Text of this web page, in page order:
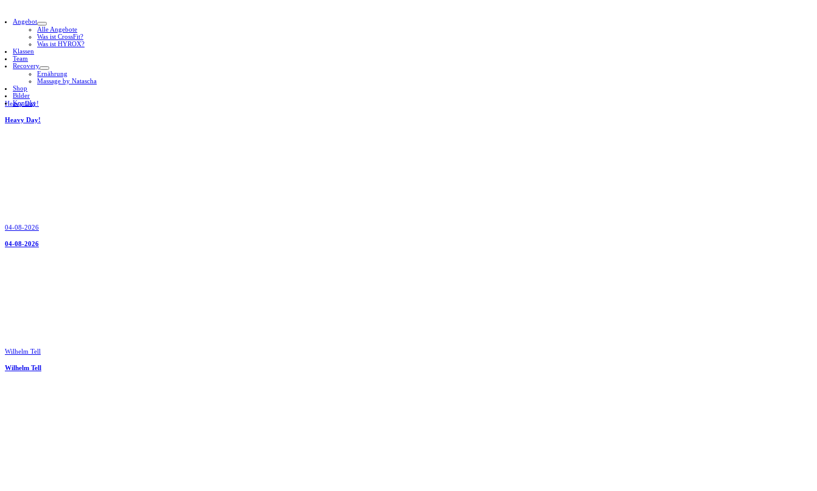
Angebot
Alle Angebote
Was ist CrossFit?
Was ist HYROX?
Klassen
Team
Recovery
Ernährung
Massage by Natascha
Shop
Bilder
Kontakt
Heavy Day!
Heavy Day!
04-08-2026
04-08-2026
Wilhelm Tell
Wilhelm Tell